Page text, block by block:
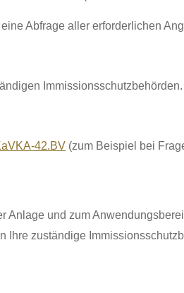
Abfrage aller erforderlichen
Immissionsschutzbehörden.
42.BV (zum Beispiel bei
und zum
Ihre zuständige